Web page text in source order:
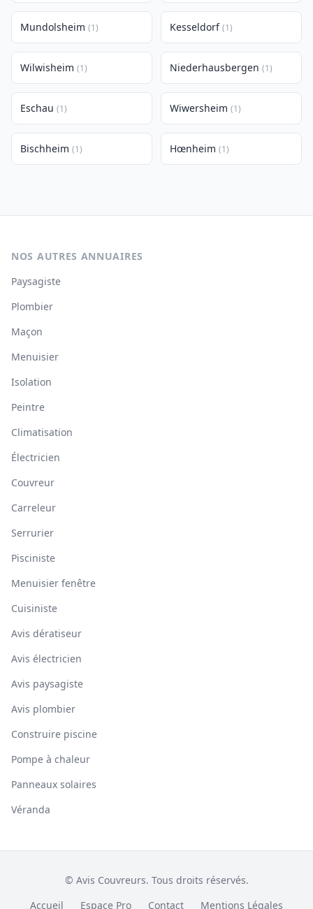
Mundolsheim (1) Kesseldorf (1)
Wilwisheim (1) Niederhausbergen (1)
Eschau (1) Wiwersheim (1)
Bischheim (1) Hœnheim (1)
NOS AUTRES ANNUAIRES
Paysagiste
Plombier
Maçon
Menuisier
Isolation
Peintre
Climatisation
Électricien
Couvreur
Carreleur
Serrurier
Pisciniste
Menuisier fenêtre
Cuisiniste
Avis dératiseur
Avis électricien
Avis paysagiste
Avis plombier
Construire piscine
Pompe à chaleur
Panneaux solaires
Véranda
© Avis Couvreurs. Tous droits réservés.
Accueil
Espace Pro Contact Mentions Légales